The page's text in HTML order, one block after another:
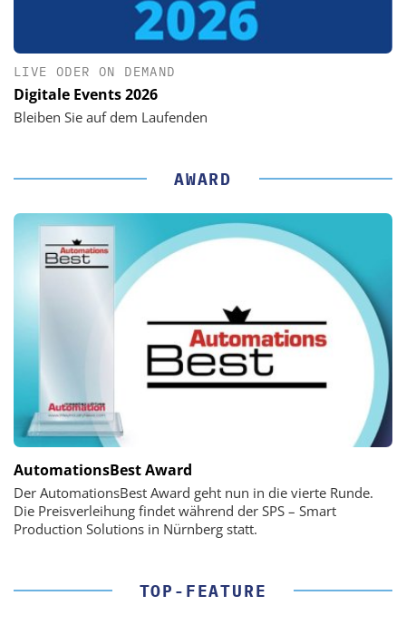
LIVE ODER ON DEMAND
Digitale Events 2026
Bleiben Sie auf dem Laufenden
AWARD
AutomationsBest Award
Der AutomationsBest Award geht nun in die vierte Runde.
Die Preisverleihung findet während der SPS – Smart
Production Solutions in Nürnberg statt.
TOP-FEATURE